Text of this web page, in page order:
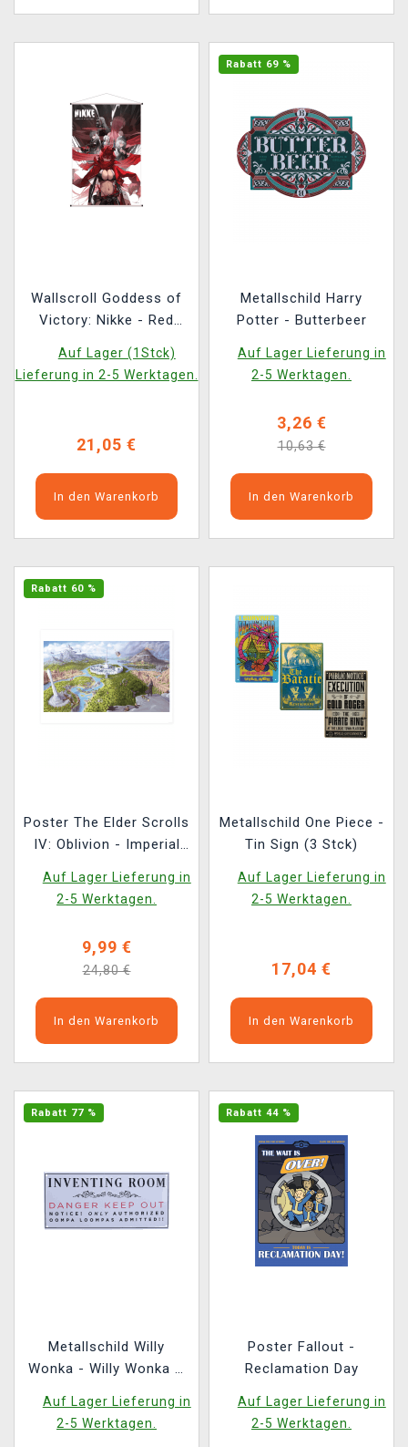
Wallscroll Goddess of
Victory: Nikke - Red
Scarlet, Dorothy &
Rapunzel
Auf Lager (1Stck)
Lieferung in 2-5 Werktagen.
21,05 €
In den Warenkorb
Rabatt 69 %
Metallschild Harry
Potter - Butterbeer
Auf Lager Lieferung in
2-5 Werktagen.
3,26 €
10,63 €
In den Warenkorb
Rabatt 60 %
Poster The Elder Scrolls
IV: Oblivion - Imperial
Auf Lager Lieferung in
2-5 Werktagen.
9,99 €
24,80 €
In den Warenkorb
Metallschild One Piece -
Tin Sign (3 Stck)
Auf Lager Lieferung in
2-5 Werktagen.
17,04 €
In den Warenkorb
Rabatt 77 %
Metallschild Willy
Wonka - Willy Wonka &
Auf Lager Lieferung in
2-5 Werktagen.
Rabatt 44 %
Poster Fallout -
Reclamation Day
Auf Lager Lieferung in
2-5 Werktagen.